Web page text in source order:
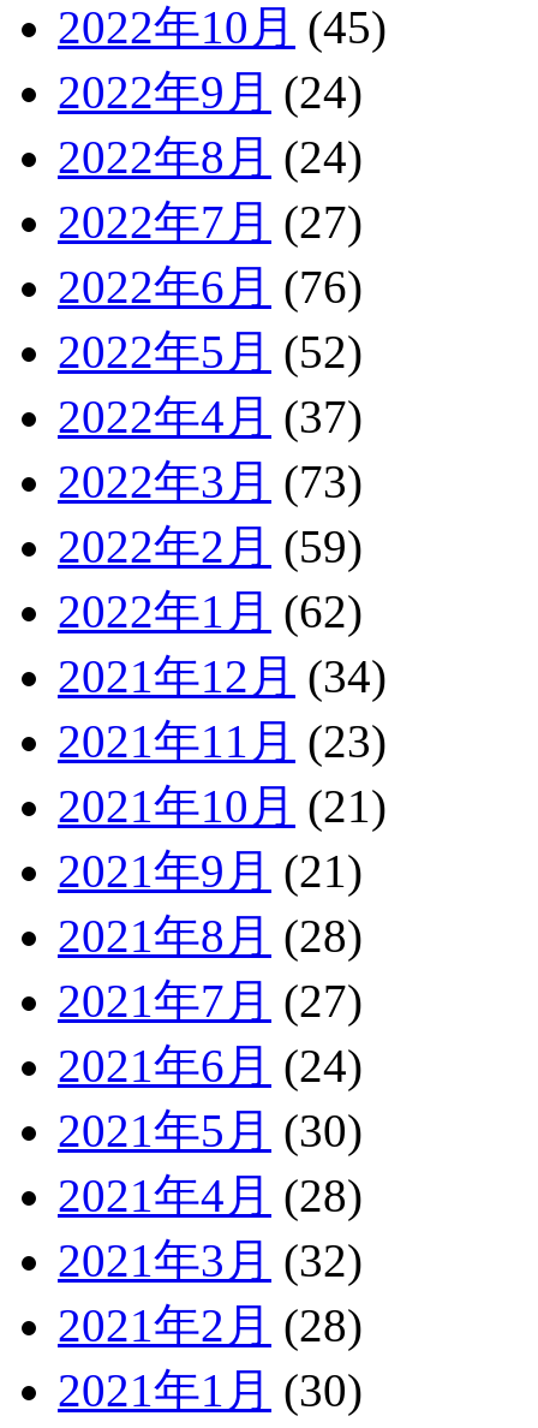
2022年10月 (45)
2022年9月 (24)
2022年8月 (24)
2022年7月 (27)
2022年6月 (76)
2022年5月 (52)
2022年4月 (37)
2022年3月 (73)
2022年2月 (59)
2022年1月 (62)
2021年12月 (34)
2021年11月 (23)
2021年10月 (21)
2021年9月 (21)
2021年8月 (28)
2021年7月 (27)
2021年6月 (24)
2021年5月 (30)
2021年4月 (28)
2021年3月 (32)
2021年2月 (28)
2021年1月 (30)